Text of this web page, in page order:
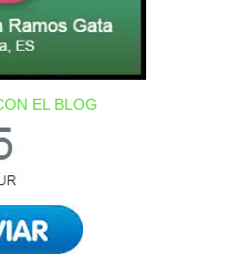
EL BLOG